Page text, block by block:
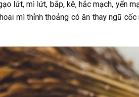
lứt, mì lứt, bắp, kê, hắc mạch, yến
mì thỉnh thoảng có ăn thay ngũ cốc